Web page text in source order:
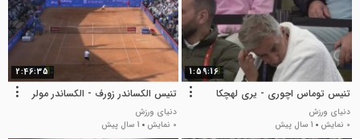
1:59:16
تنیس توماس اچوری - یری لهچکا
دنیای ورزش
0 نمایش
1 سال پیش
2:46:35
تنیس الکساندر زورف - الکساندر مولر
دنیای ورزش
0 نمایش
1 سال پیش